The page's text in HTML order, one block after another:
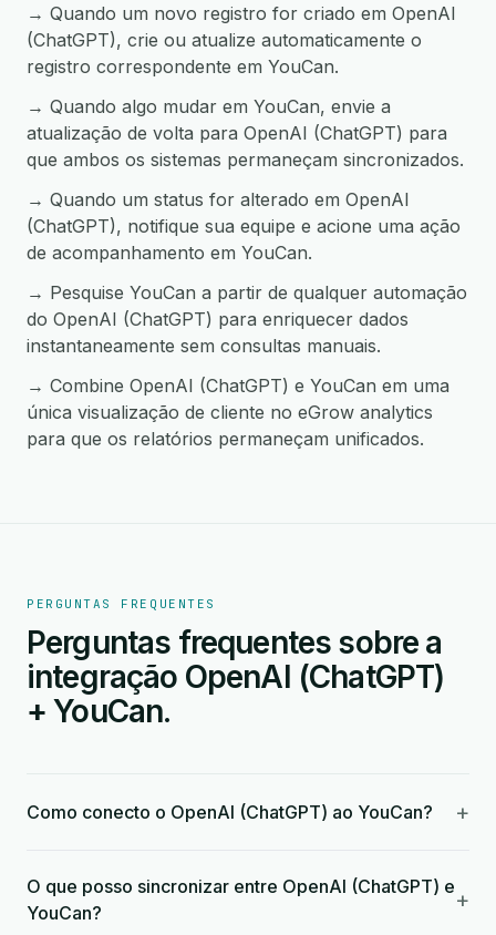
→ Quando um novo registro for criado em OpenAI
(ChatGPT), crie ou atualize automaticamente o
registro correspondente em YouCan.
→ Quando algo mudar em YouCan, envie a
atualização de volta para OpenAI (ChatGPT) para
que ambos os sistemas permaneçam sincronizados.
→ Quando um status for alterado em OpenAI
(ChatGPT), notifique sua equipe e acione uma ação
de acompanhamento em YouCan.
→ Pesquise YouCan a partir de qualquer automação
do OpenAI (ChatGPT) para enriquecer dados
instantaneamente sem consultas manuais.
→ Combine OpenAI (ChatGPT) e YouCan em uma
única visualização de cliente no eGrow analytics
para que os relatórios permaneçam unificados.
PERGUNTAS FREQUENTES
Perguntas frequentes sobre a
integração OpenAI (ChatGPT)
+ YouCan.
Como conecto o OpenAI (ChatGPT) ao YouCan? +
O que posso sincronizar entre OpenAI (ChatGPT) e
YouCan?
+